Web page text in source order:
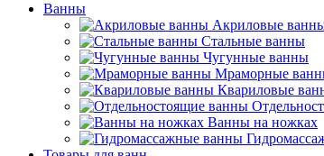
Ванны
Акриловые
Стальные ванны
Чугунные ванны
Мраморные
Квариловые
Ванны на ножках